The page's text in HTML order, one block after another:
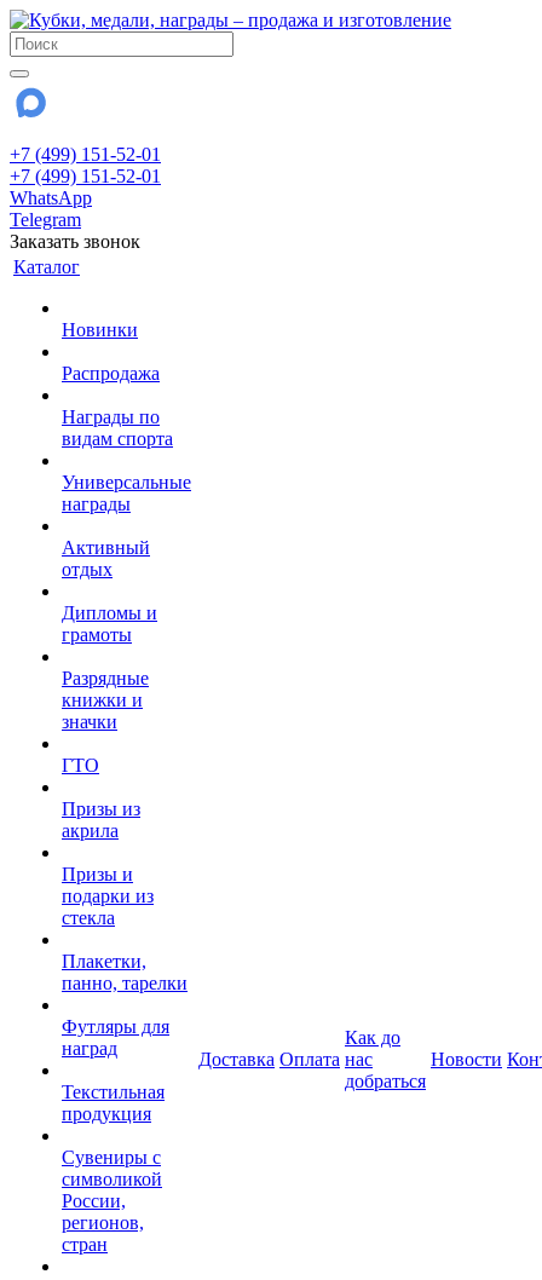
+7 (499) 151-52-01
+7 (499) 151-52-01
WhatsApp
Telegram
Заказать звонок
Каталог
Новинки
Распродажа
Награды по
видам спорта
Универсальные
награды
Активный
отдых
Дипломы и
грамоты
Разрядные
книжки и
значки
ГТО
Призы из
акрила
Призы и
подарки из
стекла
Плакетки,
панно, тарелки
Футляры для
наград
Текстильная
продукция
Сувениры с
символикой
России,
регионов,
стран
Доставка Оплата
Как до
нас
добраться
Новости